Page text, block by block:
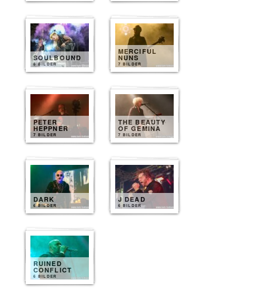
SOULBOUND
8 BILDER
MERCIFUL
NUNS
7 BILDER
PETER
HEPPNER
7 BILDER
THE BEAUTY
OF GEMINA
7 BILDER
DARK
6 BILDER
J DEAD
6 BILDER
RUINED
CONFLICT
6 BILDER